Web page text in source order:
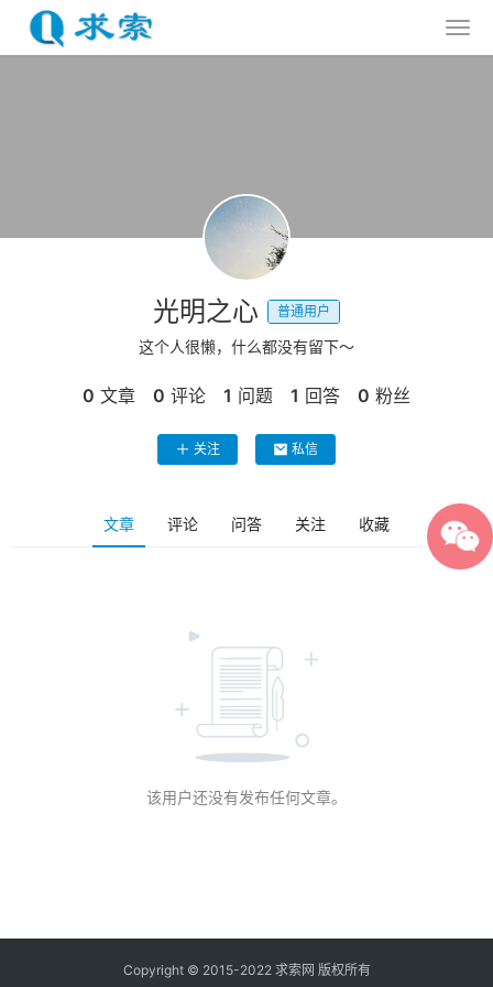
光明之心 普通用户
这个人很懒，什么都没有留下～
0 文章 0 评论 1 问题 1 回答 0 粉丝
关注 私信
文章 评论 问答 关注 收藏
该用户还没有发布任何文章。
Copyright © 2015-2022 求索网 版权所有